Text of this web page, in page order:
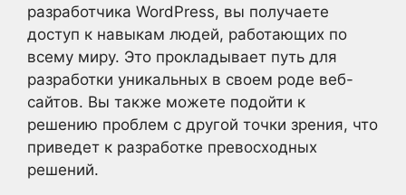
разработчика WordPress, вы получаете
доступ к навыкам людей, работающих по
всему миру. Это прокладывает путь для
разработки уникальных в своем роде веб-
сайтов. Вы также можете подойти к
решению проблем с другой точки зрения, что
приведет к разработке превосходных
решений.